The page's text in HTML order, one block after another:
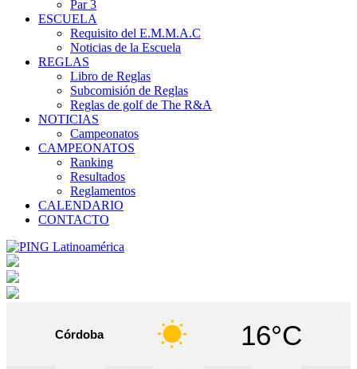
Par 3
ESCUELA
Requisito del E.M.M.A.C
Noticias de la Escuela
REGLAS
Libro de Reglas
Subcomisión de Reglas
Reglas de golf de The R&A
NOTICIAS
Campeonatos
CAMPEONATOS
Ranking
Resultados
Reglamentos
CALENDARIO
CONTACTO
Córdoba 16°C